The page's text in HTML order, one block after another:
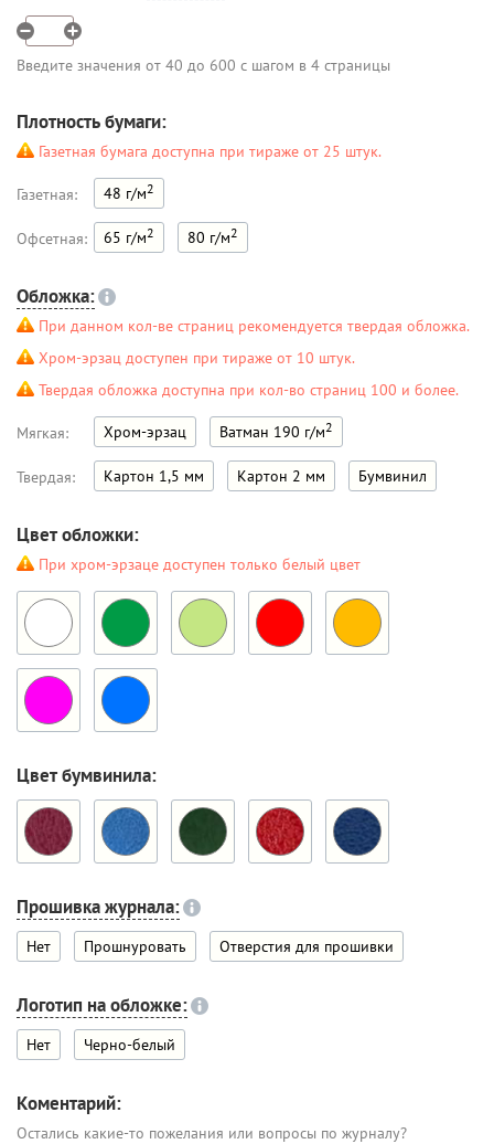
Введите значения от 40 до 600 с шагом в 4 страницы
Плотность бумаги:
Газетная бумага доступна при тираже от 25 штук.
Газетная: 48 г/м2
Офсетная: 65 г/м2 80 г/м2
Обложка:
При данном кол-ве страниц рекомендуется твердая обложка.
Хром-эрзац доступен при тираже от 10 штук.
Твердая обложка доступна при кол-во страниц 100 и более.
Мягкая: Хром-эрзац Ватман 190 г/м2
Твердая: Картон 1,5 мм Картон 2 мм Бумвинил
Цвет обложки:
При хром-эрзаце доступен только белый цвет
Цвет бумвинила:
Прошивка журнала:
Нет Прошнуровать Отверстия для прошивки
Логотип на обложке:
Нет Черно-белый
Коментарий:
Остались какие-то пожелания или вопросы по журналу?